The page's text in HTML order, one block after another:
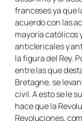
franceses ya que
acuerdo con las
mayoría católicos
anticlericales y
la figura del Rey.
entre las que
Bretagne, se
civil. A esto se le
hace que la
Revoluciones,